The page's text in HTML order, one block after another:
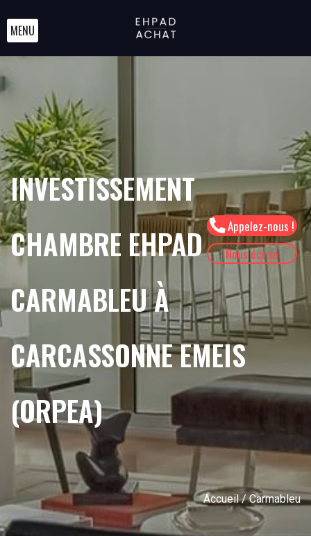
Appelez-nous !
Nous écrire
MENU
INVESTISSEMENT
CHAMBRE EHPAD
CARMABLEU À
CARCASSONNE EMEIS
(ORPEA)
Accueil/ Carmableu